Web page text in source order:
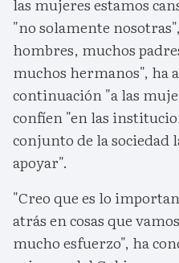
las mujeres estamos
"no solamente
hombres, muchos
muchos hermanos", ha
continuación "a las
confíen "en las
conjunto de la sociedad
apoyar".
"Creo que es lo
atrás en cosas que
mucho esfuerzo", ha